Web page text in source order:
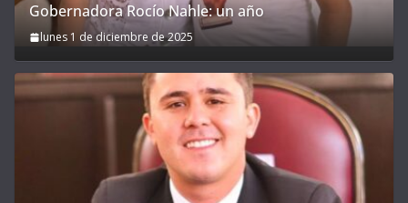
Gobernadora Rocío Nahle: un año
lunes 1 de diciembre de 2025